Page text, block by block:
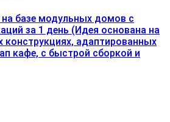
базе модульных домов с
за 1 день (Идея основана на
адаптированных
кафе, с быстрой сборкой и